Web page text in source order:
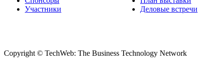
Участники
Деловые встречи
Copyright © TechWeb: The Business Technology Network